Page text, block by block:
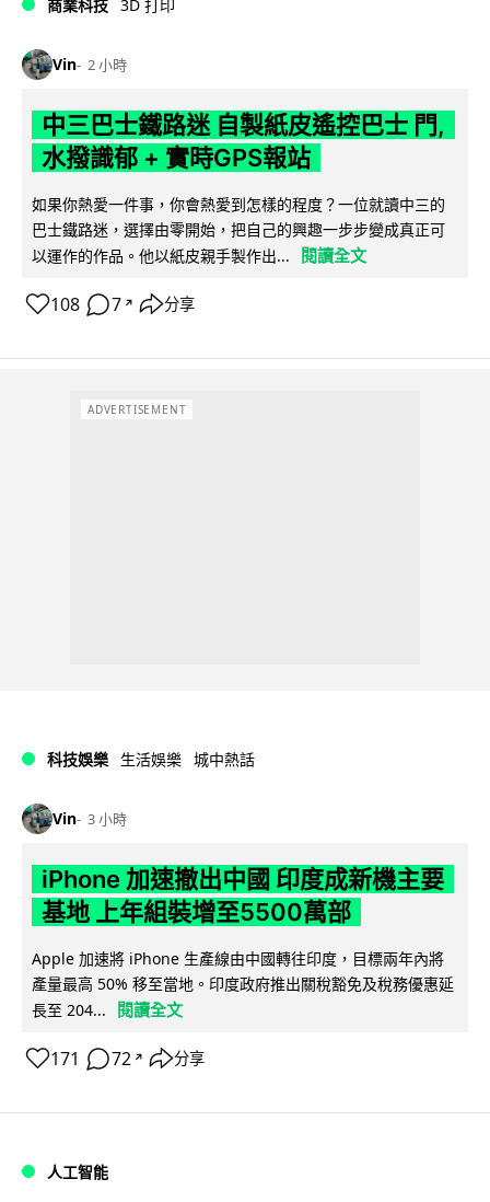
商業科技 3D 打印
Vin 2 小時
中三巴士鐵路迷 自製紙皮遙控巴士 門,
水撥識郁 + 實時GPS報站
如果你熱愛一件事，你會熱愛到怎樣的程度？一位就讀中三的
巴士鐵路迷，選擇由零開始，把自己的興趣一步步變成真正可
以運作的作品。他以紙皮親手製作出...
閱讀全文
108 7 ↗ 分享
ADVERTISEMENT
科技娛樂 生活娛樂 城中熱話
Vin 3 小時
iPhone 加速撤出中國 印度成新機主要
基地 上年組裝增至5500萬部
Apple 加速將 iPhone 生產線由中國轉往印度，目標兩年內將
產量最高 50% 移至當地。印度政府推出關稅豁免及稅務優惠延
長至 204...
閱讀全文
171 72 ↗ 分享
人工智能